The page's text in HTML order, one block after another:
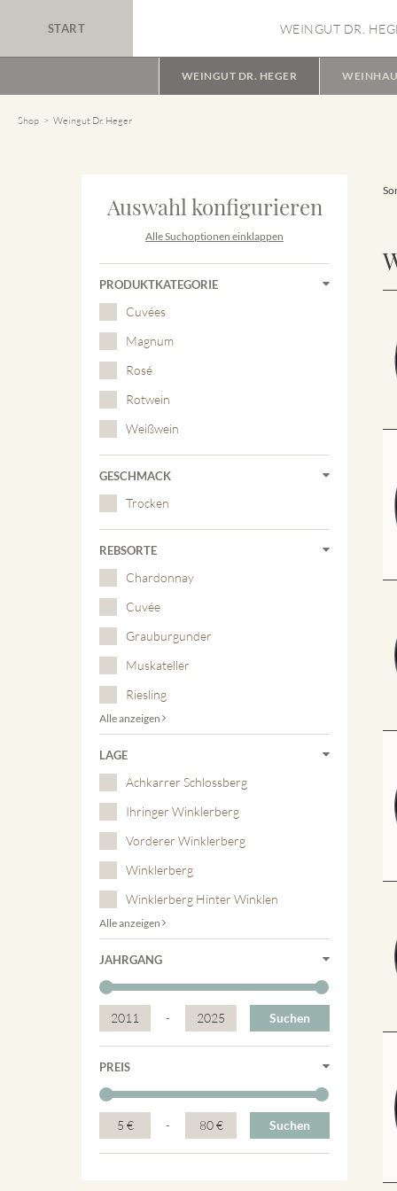
START WEINGUT DR.
WEINGUT DR. HEGER
Shop Weingut Dr. Heger
Auswahl konfigurieren
Alle Suchoptionen einklappen
PRODUKTKATEGORIE
Cuvées
Magnum
Rosé
Rotwein
Weißwein
GESCHMACK
Trocken
REBSORTE
Chardonnay
Cuvée
Grauburgunder
Muskateller
Riesling
Alle anzeigen
LAGE
Achkarrer Schlossberg
Ihringer Winklerberg
Vorderer Winklerberg
Winklerberg
Winklerberg Hinter Winklen
Alle anzeigen
JAHRGANG
2011 - 2025 Suchen
PREIS
5 € - 80 € Suchen